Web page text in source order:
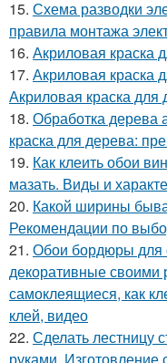
15. Схема разводки
правила монтажа
16. Акриловая краска
17. Акриловая краска
Акриловая краска
18. Обработка дерева
краска для дерева:
19. Как клеить обои
мазать. Виды и
20. Какой ширины
Рекомендации по
21. Обои бордюры для
декоративные своими
самоклеящиеся, как
клей, видео
22. Сделать лестницу